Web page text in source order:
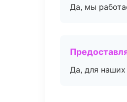
Да, мы
Да, для наших